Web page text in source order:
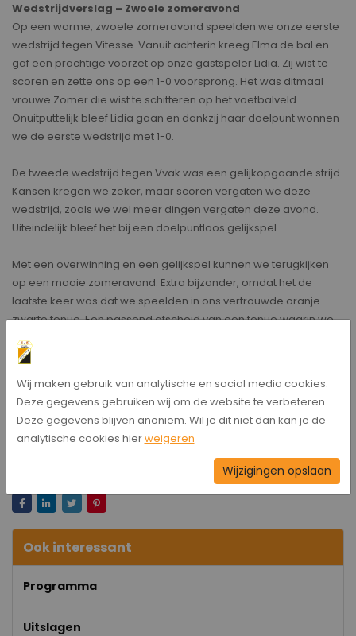
Wedstrijdverslag – Zwoele zomeravond
Op een warme, zwoele zomeravond speelden we onze eerste
wedstrijd tegen Vitesse. Vanuit achterin kreeg Elma de bal en
gaf een prachtige voorzet op onze gastspeler Lidia. Zij wist te
scoren en zette ons op een 1-0 voorsprong. Het was ditmaal
vrouwe Zomer die wist te schitteren op het voetbalveld.
Onuitputtelijk bleef Lidia gaan en dankzij haar doelpunt wonnen
we de eerste wedstrijd met 1-0.
De tweede wedstrijd tegen Vvak was een gelijkopgaande strijd.
Kansen kregen we zeker, maar scoren vergaten we deze
wedstrijd, zoals we wel meer dingen vergaten deze avond.
Uiteindelijk bleef het bij een doelpuntloos gelijkspel.
Met een overwinning en een gelijkspel kunnen we terugkijken
op een mooie zomeravond. Extra bijzonder, omdat het de
laatste keer was dat we speelden in ons vertrouwde oranje-
zwarte tenue. Een passend afscheid van een tenue waarin we
veel mooie herinneringen hebben gemaakt.
Ook interessant
Programma
Uitslagen
Wij maken gebruik van analytische en social media cookies.
Deze gegevens gebruiken wij om de website te verbeteren.
Deze gegevens blijven anoniem. Wil je dit niet dan kan je de
analytische cookies hierweigeren
Wijzigingen opslaan